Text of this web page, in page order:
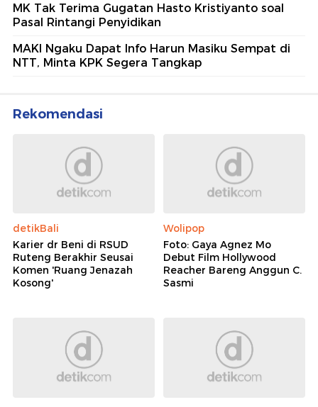
MK Tak Terima Gugatan Hasto Kristiyanto soal
Pasal Rintangi Penyidikan
MAKI Ngaku Dapat Info Harun Masiku Sempat di
NTT, Minta KPK Segera Tangkap
Rekomendasi
detikBali
Karier dr Beni di RSUD
Ruteng Berakhir Seusai
Komen 'Ruang Jenazah
Kosong'
Wolipop
Foto: Gaya Agnez Mo
Debut Film Hollywood
Reacher Bareng Anggun C.
Sasmi